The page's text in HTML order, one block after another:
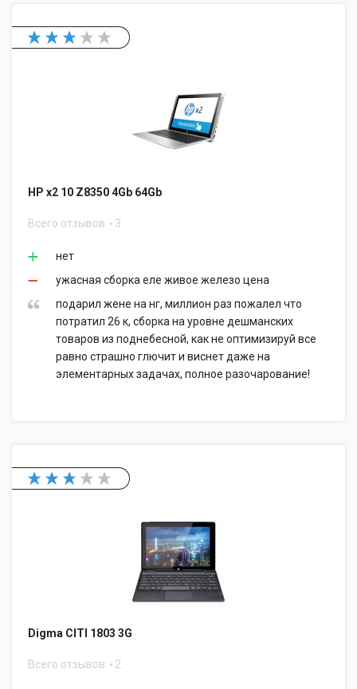
HP x2 10 Z8350 4Gb 64Gb
Всего отзывов 3
нет
ужасная сборка еле живое железо цена
подарил жене на нг, миллион раз пожалел что
потратил 26 к, сборка на уровне дешманских
товаров из поднебесной, как не оптимизируй все
равно страшно глючит и виснет даже на
элементарных задачах, полное разочарование!
Digma CITI 1803 3G
Всего отзывов 2